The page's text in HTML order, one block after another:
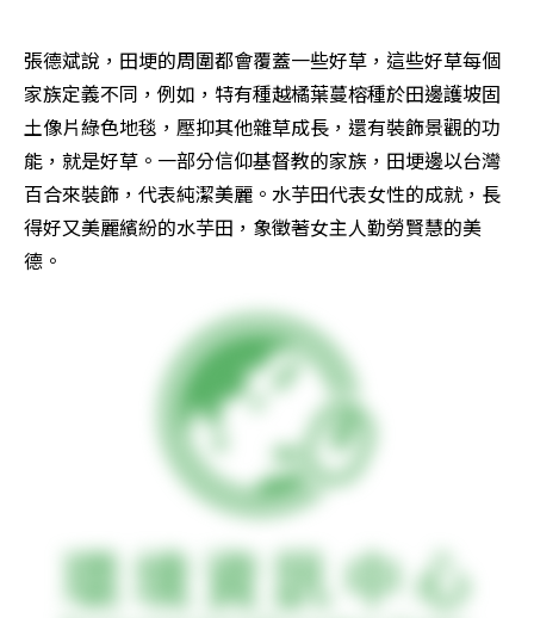
張德斌說，田埂的周圍都會覆蓋一些好草，這些好草每個
家族定義不同，例如，特有種越橘葉蔓榕種於田邊護坡固
土像片綠色地毯，壓抑其他雜草成長，還有裝飾景觀的功
能，就是好草。一部分信仰基督教的家族，田埂邊以台灣
百合來裝飾，代表純潔美麗。水芋田代表女性的成就，長
得好又美麗繽紛的水芋田，象徵著女主人勤勞賢慧的美
德。